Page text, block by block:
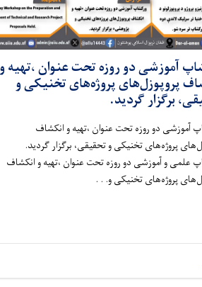
آموزشی دو روزه تحت عنوان ،تهیه و
پروپوزل‌های پروژه‌های تخنیکی و
برگزار گردید.
آموزشی دو روزه تحت عنوان ،تهیه و انکشاف
پروژه‌های تخنیکی و تحقیقی، برگزار گردید.
علمی و آموزشی دو روزه تحت عنوان ،تهیه و انکشاف
پروژه‌های تخنیکی و. . .